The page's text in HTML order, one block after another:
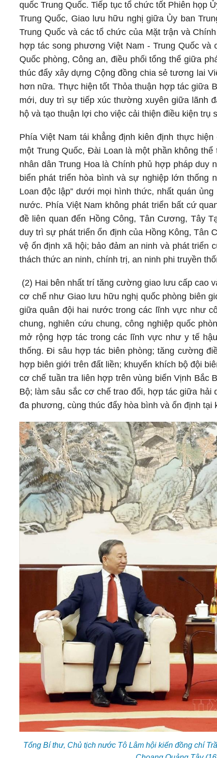
quốc Trung Quốc. Tiếp tục tổ chức tốt Phiên họp
Trung Quốc, Giao lưu hữu nghị giữa Ủy ban
Trung Quốc và các tổ chức của Mặt trận và
hợp tác song phương Việt Nam - Trung Quốc
Quốc phòng, Công an, điều phối tổng thể giữa
thúc đẩy xây dựng Cộng đồng chia sẻ tương lai
hơn nữa. Thực hiện tốt Thỏa thuận hợp tác giữa
mới, duy trì sự tiếp xúc thường xuyên giữa lãnh
hộ và tạo thuận lợi cho việc cải thiện điều kiện
Phía Việt Nam tái khẳng định kiên định thực
một Trung Quốc, Đài Loan là một phần không
nhân dân Trung Hoa là Chính phủ hợp pháp duy
biển phát triển hòa bình và sự nghiệp lớn thống
Loan độc lập” dưới mọi hình thức, nhất quán
nước. Phía Việt Nam không phát triển bất cứ
đề liên quan đến Hồng Công, Tân Cương, Tây
duy trì sự phát triển ổn định của Hồng Kông, Tân
vệ ổn định xã hội; bảo đảm an ninh và phát triển
thách thức an ninh, chính trị, an ninh phi truyền
(2) Hai bên nhất trí tăng cường giao lưu cấp cao
cơ chế như Giao lưu hữu nghị quốc phòng biên
giữa quân đội hai nước trong các lĩnh vực như
chung, nghiên cứu chung, công nghiệp quốc
mở rộng hợp tác trong các lĩnh vực như y tế
thống. Đi sâu hợp tác biên phòng; tăng cường
hợp biên giới trên đất liền; khuyến khích bộ đội
cơ chế tuần tra liên hợp trên vùng biển Vịnh Bắc
Bộ; làm sâu sắc cơ chế trao đổi, hợp tác giữa
đa phương, cùng thúc đẩy hòa bình và ổn định tại
Tổng Bí thư, Chủ tịch nước Tô Lâm hội kiến đồng chí